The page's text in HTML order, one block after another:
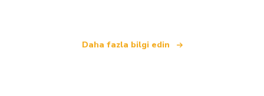
Daha fazla bilgi edin